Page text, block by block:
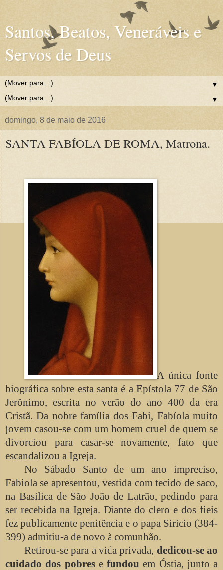
Santos, Beatos, Veneráveis e
Servos de Deus
▼
▼
domingo, 8 de maio de 2016
SANTA FABÍOLA DE ROMA, Matrona.
A única fonte
biográfica sobre esta santa é a Epístola 77 de São
Jerônimo, escrita no verão do ano 400 da era
Cristã. Da nobre família dos Fabi, Fabíola muito
jovem casou-se com um homem cruel de quem se
divorciou para casar-se novamente, fato que
escandalizou a Igreja.
No Sábado Santo de um ano impreciso,
Fabiola se apresentou, vestida com tecido de saco,
na Basílica de São João de Latrão, pedindo para
ser recebida na Igreja. Diante do clero e dos fieis
fez publicamente penitência e o papa Sirício (384-
399) admitiu-a de novo à comunhão.
Retirou-se para a vida privada, dedicou-se ao
cuidado dos pobrese fundou em Óstia, junto a